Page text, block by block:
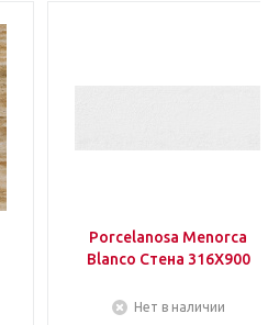
Porcelanosa Menorca
Blanco Стена 316Х900
Нет в наличии